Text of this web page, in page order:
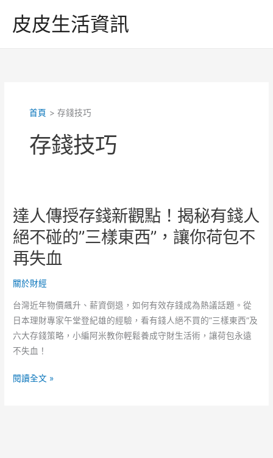
皮皮生活資訊
首頁 存錢技巧
存錢技巧
達人傳授存錢新觀點！揭秘有錢人
絕不碰的”三樣東西”，讓你荷包不
再失血
關於財經
台灣近年物價飆升、薪資倒退，如何有效存錢成為熱議話題。從
日本理財專家午堂登紀雄的經驗，看有錢人絕不買的”三樣東西”及
六大存錢策略，小編阿米教你輕鬆養成守財生活術，讓荷包永遠
不失血！
達
閱讀全文 »